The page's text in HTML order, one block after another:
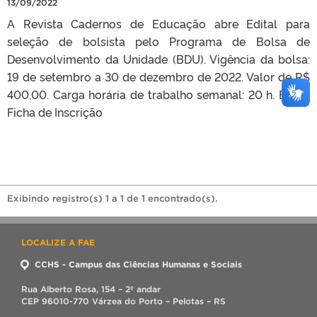
13/09/2022
A Revista Cadernos de Educação abre Edital para
seleção de bolsista pelo Programa de Bolsa de
Desenvolvimento da Unidade (BDU). Vigência da bolsa:
19 de setembro a 30 de dezembro de 2022. Valor de R$
400,00. Carga horária de trabalho semanal: 20 h. Edital
Ficha de Inscrição
Exibindo registro(s) 1 a 1 de 1 encontrado(s).
LOCALIZE A FAE
CCHS - Campus das Ciências Humanas e Sociais
Rua Alberto Rosa, 154 – 2º andar
CEP 96010-770 Várzea do Porto – Pelotas – RS